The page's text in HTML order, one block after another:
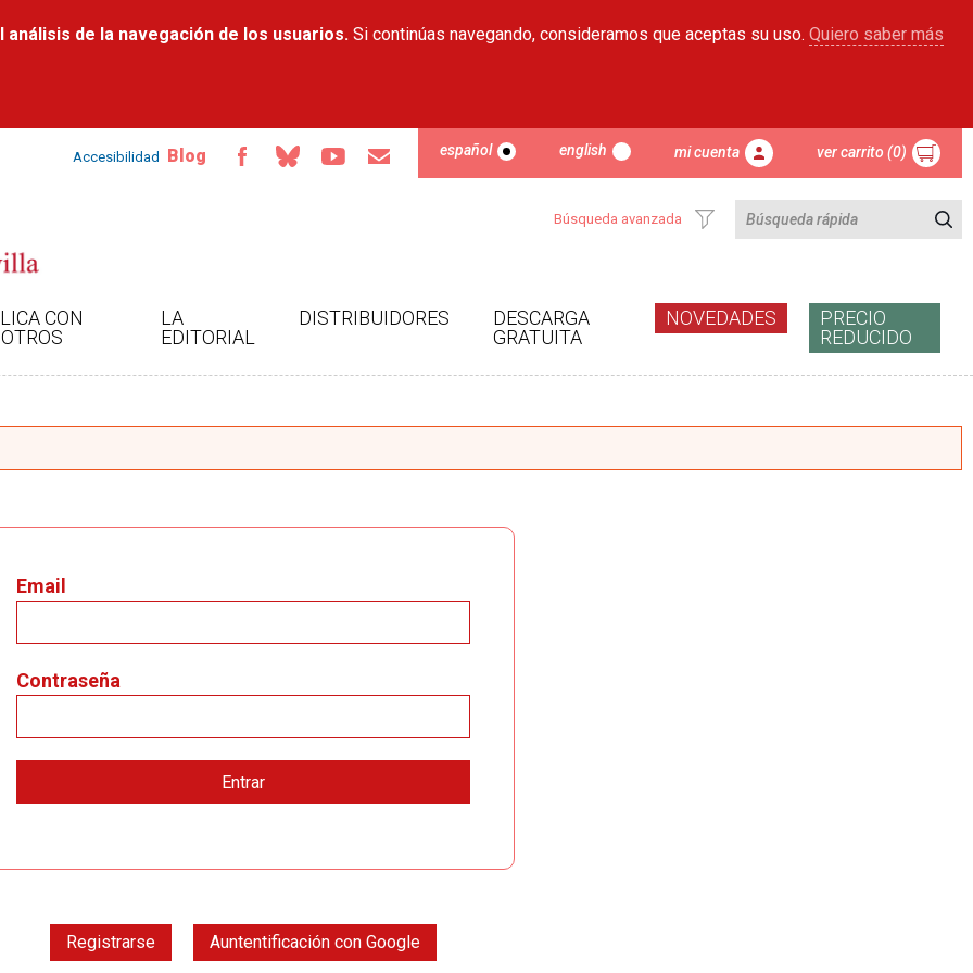
contenido
de la navegación de los usuarios. Si continúas navegando, consideramos que aceptas su uso. Quiero saber más
Accesibilidad Blog español english mi cuenta ver carrito (0)
Búsqueda avanzada
CON
LA
EDITORIAL
DISTRIBUIDORES
DESCARGA
GRATUITA
NOVEDADES
PRECIO
REDUCIDO
Email
Contraseña
Registrarse Auntentificación con Google